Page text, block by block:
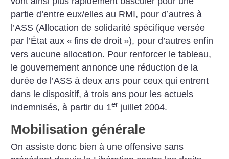
partie d’entre eux/elles au RMI, pour d’autres à
l’ASS (Allocation de solidarité spécifique versée
par l’État aux « fins de droit »), pour d’autres enfin
vers aucune allocation. Pour renforcer le tableau,
le gouvernement annonce une réduction de la
durée de l’ASS à deux ans pour ceux qui entrent
dans le dispositif, à trois ans pour les actuels
indemnisés, à partir du 1er juillet 2004.
Mobilisation générale
On assiste donc bien à une offensive sans